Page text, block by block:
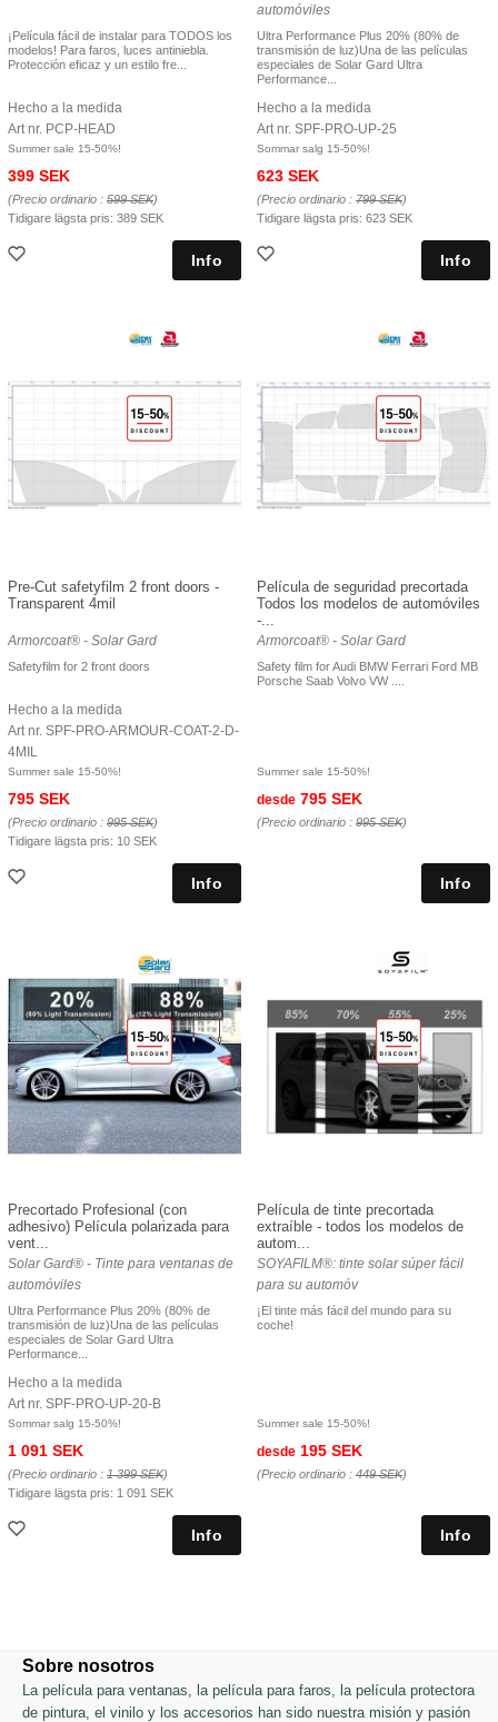
¡Película fácil de instalar para TODOS los
modelos! Para faros, luces antiniebla.
Protección eficaz y un estilo fre...
Hecho a la medida
Art nr. PCP-HEAD
Summer sale 15-50%!
399 SEK
(Precio ordinario : 599 SEK)
Tidigare lägsta pris: 389 SEK
automóviles
Ultra Performance Plus 20% (80% de
transmisión de luz)Una de las películas
especiales de Solar Gard Ultra
Performance...
Hecho a la medida
Art nr. SPF-PRO-UP-25
Sommar salg 15-50%!
623 SEK
(Precio ordinario : 799 SEK)
Tidigare lägsta pris: 623 SEK
Pre-Cut safetyfilm 2 front doors -
Transparent 4mil
Armorcoat® - Solar Gard
Safetyfilm for 2 front doors
Hecho a la medida
Art nr. SPF-PRO-ARMOUR-COAT-2-D-
4MIL
Summer sale 15-50%!
795 SEK
(Precio ordinario : 995 SEK)
Tidigare lägsta pris: 10 SEK
Película de seguridad precortada
Todos los modelos de automóviles
-...
Armorcoat® - Solar Gard
Safety film for Audi BMW Ferrari Ford MB
Porsche Saab Volvo VW ....
Summer sale 15-50%!
desde 795 SEK
(Precio ordinario : 995 SEK)
Precortado Profesional (con
adhesivo) Película polarizada para
vent...
Solar Gard® - Tinte para ventanas de
automóviles
Ultra Performance Plus 20% (80% de
transmisión de luz)Una de las películas
especiales de Solar Gard Ultra
Performance...
Hecho a la medida
Art nr. SPF-PRO-UP-20-B
Sommar salg 15-50%!
1 091 SEK
(Precio ordinario : 1 399 SEK)
Tidigare lägsta pris: 1 091 SEK
Película de tinte precortada
extraíble - todos los modelos de
autom...
SOYAFILM®: tinte solar súper fácil
para su automóv
¡El tinte más fácil del mundo para su
coche!
Summer sale 15-50%!
desde 195 SEK
(Precio ordinario : 449 SEK)
Sobre nosotros
La película para ventanas, la película para faros, la película protectora
de pintura, el vinilo y los accesorios han sido nuestra misión y pasión